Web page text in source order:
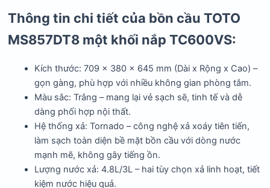
Thông tin chi tiết của bồn cầu TOTO
MS857DT8 một khối nắp TC600VS:
Kích thước: 709 x 380 x 645 mm (Dài x Rộng x Cao) –
gọn gàng, phù hợp với nhiều không gian phòng tắm.
Màu sắc: Trắng – mang lại vẻ sạch sẽ, tinh tế và dễ
dàng phối hợp nội thất.
Hệ thống xả: Tornado – công nghệ xả xoáy tiên tiến,
làm sạch toàn diện bề mặt bồn cầu với dòng nước
mạnh mẽ, không gây tiếng ồn.
Lượng nước xả: 4.8L/3L – hai tùy chọn xả linh hoạt, tiết
kiệm nước hiệu quả.